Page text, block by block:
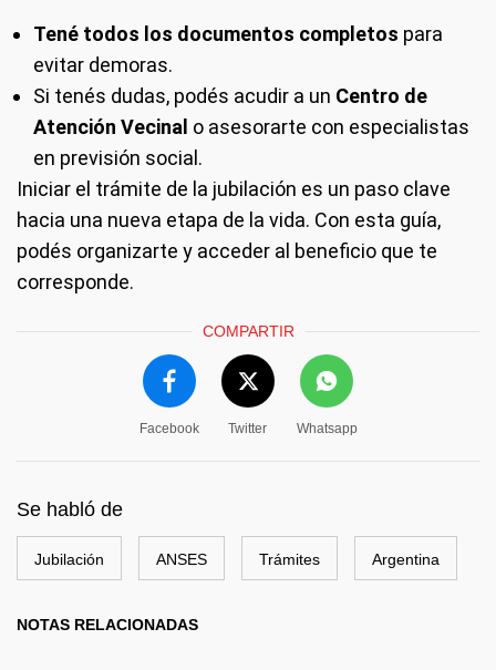
Tené todos los documentos completos para
evitar demoras.
Si tenés dudas, podés acudir a un Centro de
Atención Vecinal o asesorarte con especialistas
en previsión social.
Iniciar el trámite de la jubilación es un paso clave
hacia una nueva etapa de la vida. Con esta guía,
podés organizarte y acceder al beneficio que te
corresponde.
COMPARTIR
Facebook Twitter Whatsapp
Se habló de
Jubilación ANSES Trámites Argentina
NOTAS RELACIONADAS